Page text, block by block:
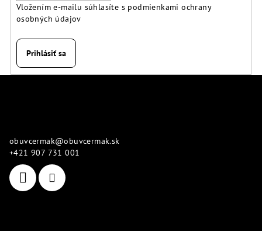
Vložením e-mailu súhlasíte s podmienkami ochrany
osobných údajov
Prihlásiť sa
obuvcermak@obuvcermak.sk
+421 907 731 001